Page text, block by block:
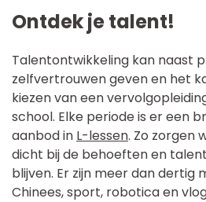
Ontdek je talent!
Talentontwikkeling kan naast
zelfvertrouwen geven en het
kiezen van een
school. Elke periode is er een
aanbod in L-lessen. Zo zorgen
dicht bij de behoeften en
blijven. Er zijn meer dan dertig
Chinees, sport, robotica en